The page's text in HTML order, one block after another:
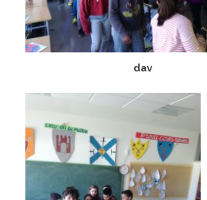
dav